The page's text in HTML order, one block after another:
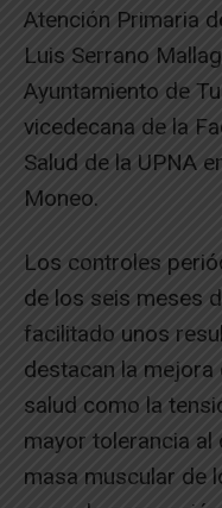
Atención Primaria
Luis Serrano
Ayuntamiento de
vicedecana de la
Salud de la UPNA
Moneo.
Los controles
de los seis meses
facilitado unos
destacan la
salud como la
mayor tolerancia al
masa muscular de